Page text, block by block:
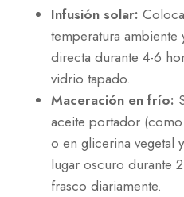
Infusión solar:
temperatura ambiente
directa durante 4-6
vidrio tapado.
Maceración en frío:
aceite portador
o en glicerina vegetal
lugar oscuro durante
frasco diariamente.